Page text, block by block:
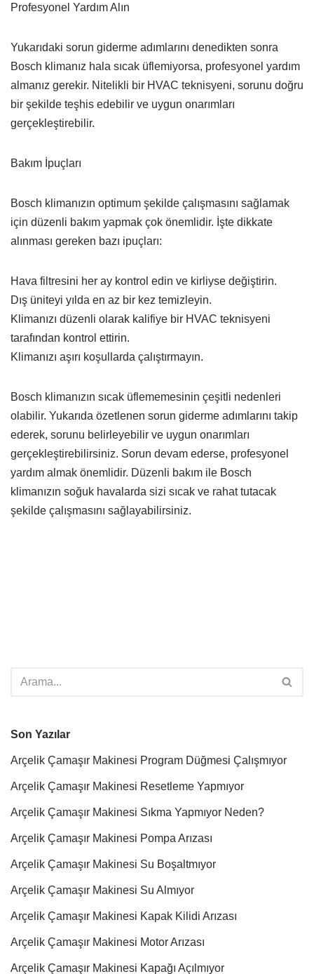
Profesyonel Yardım Alın
Yukarıdaki sorun giderme adımlarını denedikten sonra
Bosch klimanız hala sıcak üflemiyorsa, profesyonel yardım
almanız gerekir. Nitelikli bir HVAC teknisyeni, sorunu doğru
bir şekilde teşhis edebilir ve uygun onarımları
gerçekleştirebilir.
Bakım İpuçları
Bosch klimanızın optimum şekilde çalışmasını sağlamak
için düzenli bakım yapmak çok önemlidir. İşte dikkate
alınması gereken bazı ipuçları:
Hava filtresini her ay kontrol edin ve kirliyse değiştirin.
Dış üniteyi yılda en az bir kez temizleyin.
Klimanızı düzenli olarak kalifiye bir HVAC teknisyeni
tarafından kontrol ettirin.
Klimanızı aşırı koşullarda çalıştırmayın.
Bosch klimanızın sıcak üflememesinin çeşitli nedenleri
olabilir. Yukarıda özetlenen sorun giderme adımlarını takip
ederek, sorunu belirleyebilir ve uygun onarımları
gerçekleştirebilirsiniz. Sorun devam ederse, profesyonel
yardım almak önemlidir. Düzenli bakım ile Bosch
klimanızın soğuk havalarda sizi sıcak ve rahat tutacak
şekilde çalışmasını sağlayabilirsiniz.
Son Yazılar
Arçelik Çamaşır Makinesi Program Düğmesi Çalışmıyor
Arçelik Çamaşır Makinesi Resetleme Yapmıyor
Arçelik Çamaşır Makinesi Sıkma Yapmıyor Neden?
Arçelik Çamaşır Makinesi Pompa Arızası
Arçelik Çamaşır Makinesi Su Boşaltmıyor
Arçelik Çamaşır Makinesi Su Almıyor
Arçelik Çamaşır Makinesi Kapak Kilidi Arızası
Arçelik Çamaşır Makinesi Motor Arızası
Arçelik Çamaşır Makinesi Kapağı Açılmıyor